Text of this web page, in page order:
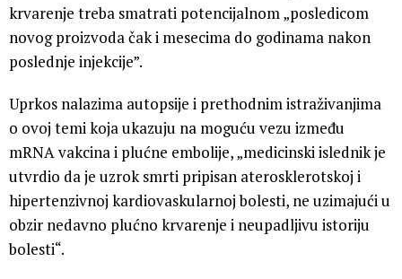
krvarenje treba smatrati potencijalnom „posledicom
novog proizvoda čak i mesecima do godinama nakon
poslednje injekcije”.
Uprkos nalazima autopsije i prethodnim istraživanjima
o ovoj temi koja ukazuju na moguću vezu između
mRNA vakcina i plućne embolije, „medicinski islednik je
utvrdio da je uzrok smrti pripisan aterosklerotskoj i
hipertenzivnoj kardiovaskularnoj bolesti, ne uzimajući u
obzir nedavno plućno krvarenje i neupadljivu istoriju
bolesti“.